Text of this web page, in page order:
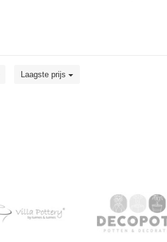
Laagste prijs